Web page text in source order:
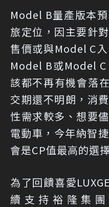
Model B量產版本
旅定位，因主要針
售價或與Model C
Model B或Model
該都不再有機會落
交期還不明朗，消
性需求較多、想要
電動車，今年納智
會是CP值最高的選
為了回饋喜愛
續支持裕隆集